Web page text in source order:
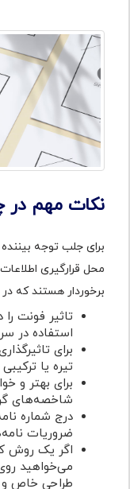
نکات مهم
برای جلب توجه
محل قرارگیری
برخوردار هستند که
تاثیر فونت
استفاده در سربرگ
برای
تیره یا
برای بهتر و
شاخصه‌های
درج شماره
ضروریات
اگر یک روش
می‌خواهید
طراحی خاص و